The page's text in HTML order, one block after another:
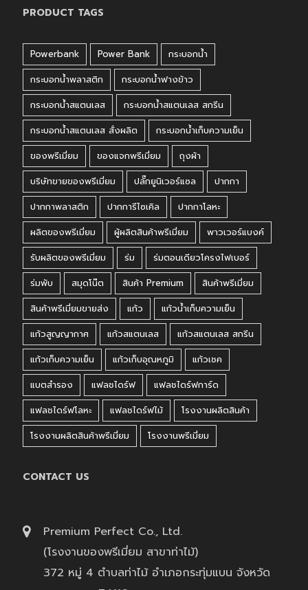
PRODUCT TAGS
Powerbank Power Bank
กระบอกน้ำ
กระบอกน้ำพลาสติก
กระบอกน้ำฟางข้าว
กระบอกน้ำสแตนเลส
กระบอกน้ำสแตนเลส สกรีน
กระบอกน้ำสแตนเลส สั่งผลิต
กระบอกน้ำเก็บความเย็น
ของพรีเมี่ยม
ของแจกพรีเมี่ยม
ถุงผ้า
บริษัทขายของพรีเมี่ยม
ปลั๊กยูนิเวอร์แซล
ปากกา
ปากกาพลาสติก
ปากการีไซเคิล
ปากกาโลหะ
ผลิตของพรีเมี่ยม
ผู้ผลิตสินค้าพรีเมี่ยม
พาวเวอร์แบงค์
รับผลิตของพรีเมี่ยม
ร่ม
ร่มตอนเดียวโครงไฟเบอร์
ร่มพับ
สมุดโน๊ต สินค้า Premium
สินค้าพรีเมี่ยม
สินค้าพรีเมี่ยมขายส่ง
แก้ว
แก้วน้ำเก็บความเย็น
แก้วสูญญากาศ
แก้วสแตนเลส
แก้วสแตนเลส สกรีน
แก้วเก็บความเย็น
แก้วเก็บอุณหภูมิ
แก้วเชค
แบตสำรอง
แฟลชไดร์ฟ
แฟลชไดร์ฟการ์ด
แฟลชไดร์ฟโลหะ
แฟลชไดร์ฟไม้
โรงงานผลิตสินค้า
โรงงานผลิตสินค้าพรีเมี่ยม
โรงงานพรีเมี่ยม
CONTACT US
Premium Perfect Co., Ltd.
(โรงงานของพรีเมี่ยม สาขาท่าไม้)
372 หมู่ 4 ตำบลท่าไม้ อำเภอกระทุ่มแบน จังหวัด